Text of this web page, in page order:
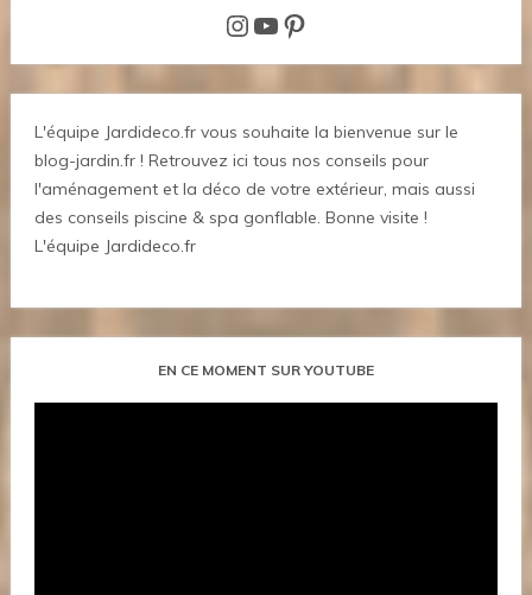
Instagram
YouTube
Pinterest
L'équipe Jardideco.fr vous souhaite la bienvenue sur le
blog-jardin.fr ! Retrouvez ici tous nos conseils pour
l'aménagement et la déco de votre extérieur, mais aussi
des conseils piscine & spa gonflable. Bonne visite !
L'équipe Jardideco.fr
EN CE MOMENT SUR YOUTUBE